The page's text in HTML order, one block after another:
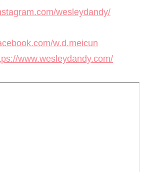
wesleydandy/
w.d.meicun
www.wesleydandy.com/